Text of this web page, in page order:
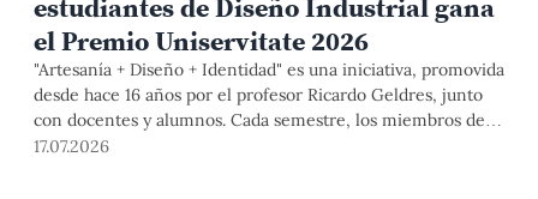
estudiantes de Diseño Industrial gana
el Premio Uniservitate 2026
"Artesanía + Diseño + Identidad" es una iniciativa, promovida
desde hace 16 años por el profesor Ricardo Geldres, junto
con docentes y alumnos. Cada semestre, los miembros del
equipo y artistas populares desarrollan propuestas que
17.07.2026